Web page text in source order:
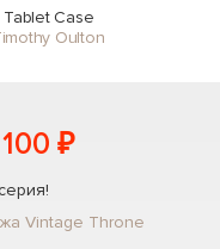
Case
Oulton
₽
Vintage Throne